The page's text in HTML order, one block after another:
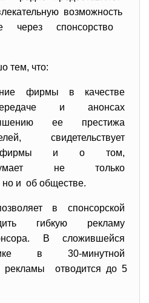
возможность
спонсорство
тем, что:
фирмы в качестве
и анонсах
ее престижа
свидетельствует
фирмы и о том,
не только
и об обществе.
в спонсорской
гибкую рекламу
В сложившейся
в 30-минутной
рекламы отводится до 5